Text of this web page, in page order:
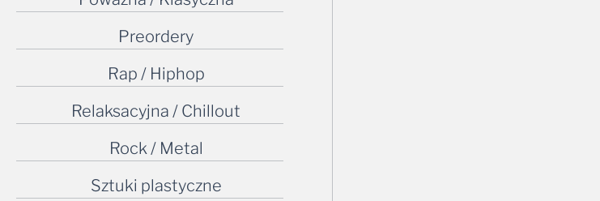
Preordery
Rap / Hiphop
Relaksacyjna / Chillout
Rock / Metal
Sztuki plastyczne